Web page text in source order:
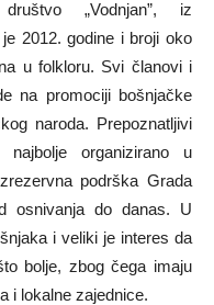
društvo „Vodnjan”, iz
2012. godine i broji oko
u folkloru. Svi članovi i
na promociji bošnjačke
naroda. Prepoznatljivi
organizirano u
podrška Grada
osnivanja do danas. U
i veliki je interes da
bolje, zbog čega imaju
i lokalne zajednice.